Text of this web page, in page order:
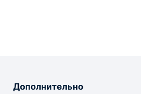
Дополнительно